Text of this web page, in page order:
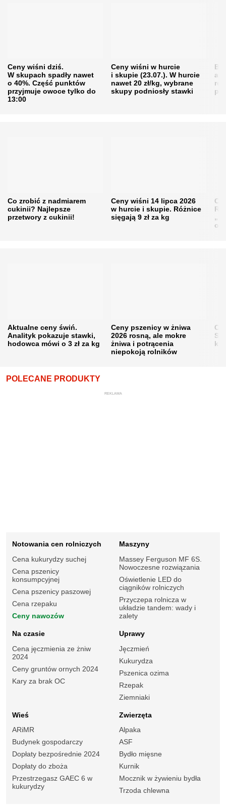
Ceny wiśni dziś.
W skupach spadły nawet
o 40%. Część punktów
przyjmuje owoce tylko do
13:00
Ceny wiśni w hurcie
i skupie (23.07.). W hurcie
nawet 20 zł/kg, wybrane
skupy podniosły stawki
Co zrobić z nadmiarem
cukinii? Najlepsze
przetwory z cukinii!
Ceny wiśni 14 lipca 2026
w hurcie i skupie. Różnice
sięgają 9 zł za kg
Aktualne ceny świń.
Analityk pokazuje stawki,
hodowca mówi o 3 zł za kg
Ceny pszenicy w żniwa
2026 rosną, ale mokre
żniwa i potrącenia
niepokoją rolników
POLECANE PRODUKTY
REKLAMA
Notowania cen rolniczych
Cena kukurydzy suchej
Cena pszenicy
konsumpcyjnej
Cena pszenicy paszowej
Cena rzepaku
Ceny nawozów
Maszyny
Massey Ferguson MF 6S.
Nowoczesne rozwiązania
Oświetlenie LED do
ciągników rolniczych
Przyczepa rolnicza w
układzie tandem: wady i
zalety
Na czasie
Cena jęczmienia ze żniw
2024
Ceny gruntów ornych 2024
Kary za brak OC
Uprawy
Jęczmień
Kukurydza
Pszenica ozima
Rzepak
Ziemniaki
Wieś
ARiMR
Budynek gospodarczy
Dopłaty bezpośrednie 2024
Dopłaty do zboża
Przestrzegasz GAEC 6 w
kukurydzy
Zwierzęta
Alpaka
ASF
Bydło mięsne
Kurnik
Mocznik w żywieniu bydła
Trzoda chlewna